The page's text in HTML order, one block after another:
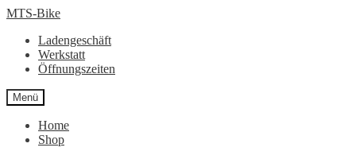
Zur
springen
Zum
springen
MTS-Bike
Ladengeschäft
Werkstatt
Öffnungszeiten
Menü
Home
Shop